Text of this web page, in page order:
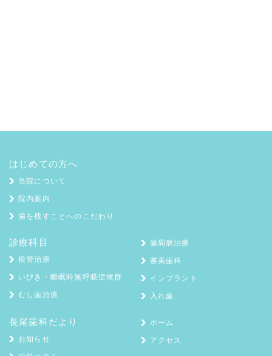
はじめての方へ
当院について
院内案内
歯を残すことへのこだわり
診療科目
根管治療
いびき・睡眠時無呼吸症候群
むし歯治療
歯周病治療
審美歯科
インプラント
入れ歯
長尾歯科だより
お知らせ
ホーム
アクセス